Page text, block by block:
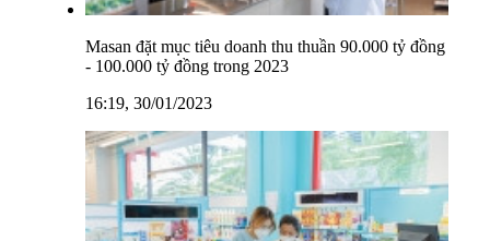
Masan đặt mục tiêu doanh thu thuần 90.000 tỷ đồng
- 100.000 tỷ đồng trong 2023
16:19, 30/01/2023